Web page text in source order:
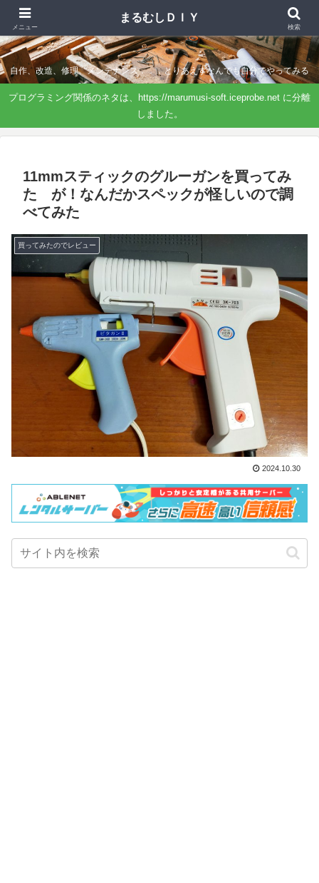
まるむしＤＩＹ
自作、改造、修理、メンテナンス．．．とりあえずなんでも自分でやってみる
プログラミング関係のネタは、https://marumusi-soft.iceprobe.net に分離
しました。
11mmスティックのグルーガンを買ってみ
た が！なんだかスペックが怪しいので調
べてみた
買ってみたのでレビュー
2024.10.30
メニュー
まるむしＤＩＹ
検索